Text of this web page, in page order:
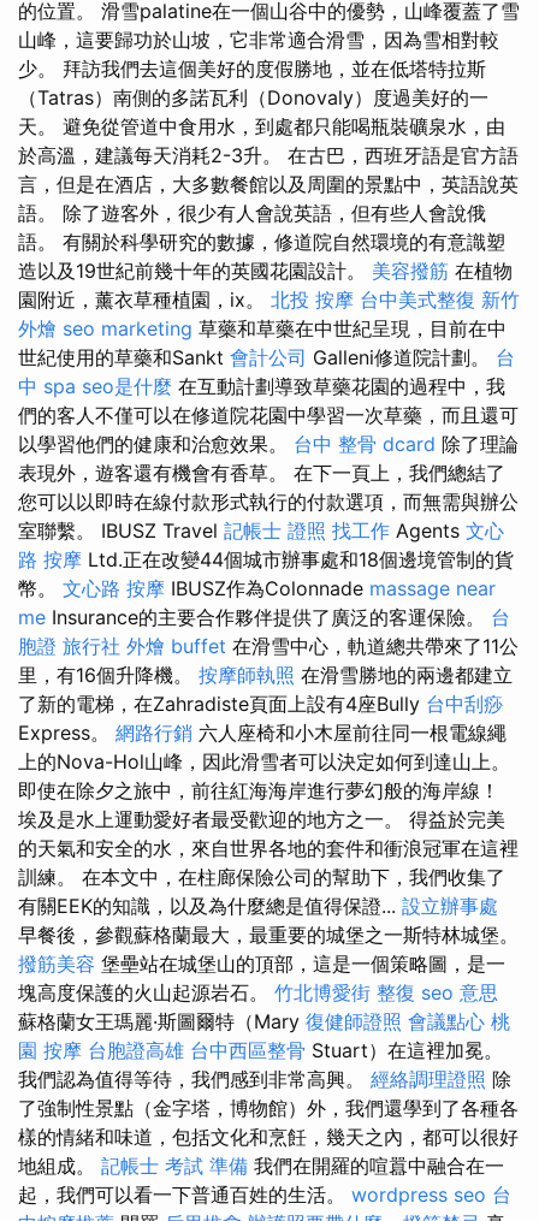
的位置。 滑雪palatine在一個山谷中的優勢，山峰覆蓋了雪
山峰，這要歸功於山坡，它非常適合滑雪，因為雪相對較
少。 拜訪我們去這個美好的度假勝地，並在低塔特拉斯
（Tatras）南側的多諾瓦利（Donovaly）度過美好的一
天。 避免從管道中食用水，到處都只能喝瓶裝礦泉水，由
於高溫，建議每天消耗2-3升。 在古巴，西班牙語是官方語
言，但是在酒店，大多數餐館以及周圍的景點中，英語說英
語。 除了遊客外，很少有人會說英語，但有些人會說俄
語。 有關於科學研究的數據，修道院自然環境的有意識塑
造以及19世紀前幾十年的英國花園設計。 美容撥筋 在植物
園附近，薰衣草種植園，ix。 北投 按摩 台中美式整復 新竹
外燴 seo marketing 草藥和草藥在中世紀呈現，目前在中
世紀使用的草藥和Sankt 會計公司 Galleni修道院計劃。 台
中 spa seo是什麼 在互動計劃導致草藥花園的過程中，我
們的客人不僅可以在修道院花園中學習一次草藥，而且還可
以學習他們的健康和治愈效果。 台中 整骨 dcard 除了理論
表現外，遊客還有機會有香草。 在下一頁上，我們總結了
您可以以即時在線付款形式執行的付款選項，而無需與辦公
室聯繫。 IBUSZ Travel 記帳士 證照 找工作 Agents 文心
路 按摩 Ltd.正在改變44個城市辦事處和18個邊境管制的貨
幣。 文心路 按摩 IBUSZ作為Colonnade massage near
me Insurance的主要合作夥伴提供了廣泛的客運保險。 台
胞證 旅行社 外燴 buffet 在滑雪中心，軌道總共帶來了11公
里，有16個升降機。 按摩師執照 在滑雪勝地的兩邊都建立
了新的電梯，在Zahradiste頁面上設有4座Bully 台中刮痧
Express。 網路行銷 六人座椅和小木屋前往同一根電線繩
上的Nova-Hol山峰，因此滑雪者可以決定如何到達山上。
即使在除夕之旅中，前往紅海海岸進行夢幻般的海岸線！
埃及是水上運動愛好者最受歡迎的地方之一。 得益於完美
的天氣和安全的水，來自世界各地的套件和衝浪冠軍在這裡
訓練。 在本文中，在柱廊保險公司的幫助下，我們收集了
有關EEK的知識，以及為什麼總是值得保證... 設立辦事處
早餐後，參觀蘇格蘭最大，最重要的城堡之一斯特林城堡。
撥筋美容 堡壘站在城堡山的頂部，這是一個策略圖，是一
塊高度保護的火山起源岩石。 竹北博愛街 整復 seo 意思
蘇格蘭女王瑪麗·斯圖爾特（Mary 復健師證照 會議點心 桃
園 按摩 台胞證高雄 台中西區整骨 Stuart）在這裡加冕。
我們認為值得等待，我們感到非常高興。 經絡調理證照 除
了強制性景點（金字塔，博物館）外，我們還學到了各種各
樣的情緒和味道，包括文化和烹飪，幾天之內，都可以很好
地組成。 記帳士 考試 準備 我們在開羅的喧囂中融合在一
起，我們可以看一下普通百姓的生活。 wordpress seo 台